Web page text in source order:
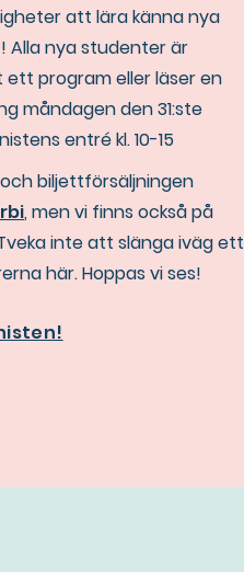
att lära känna nya
Alla nya studenter är
ett program eller läser en
måndagen den 31:ste
entré kl. 10-15
biljettförsäljningen
, men vi finns också på
inte att slänga iväg ett
här. Hoppas vi ses!